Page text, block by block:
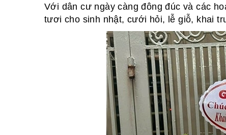
Với dân cư ngày càng đông đúc và các
tươi cho sinh nhật, cưới hỏi, lễ giỗ, khai